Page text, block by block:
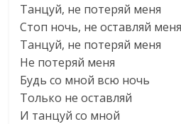
Танцуй, не потеряй меня
Стоп ночь, не оставляй меня
Танцуй, не потеряй меня
Не потеряй меня
Будь со мной всю ночь
Только не оставляй
И танцуй со мной